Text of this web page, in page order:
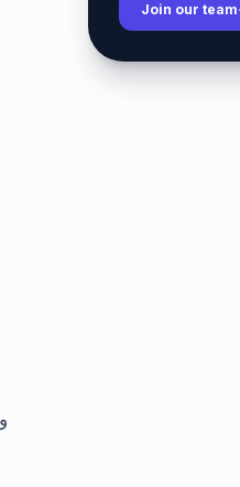
Join our team